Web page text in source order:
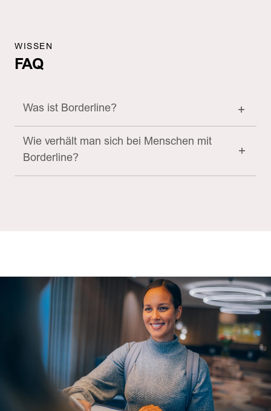
WISSEN
FAQ
Was ist Borderline?
Wie verhält man sich bei Menschen mit
Borderline?